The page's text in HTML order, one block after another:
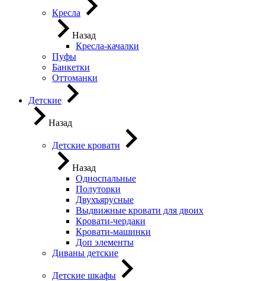
Кресла
Назад
Кресла-качалки
Пуфы
Банкетки
Оттоманки
Детские
Назад
Детские кровати
Назад
Односпальные
Полуторки
Двухъярусные
Выдвижные кровати для двоих
Кровати-чердаки
Кровати-машинки
Доп элементы
Диваны детские
Детские шкафы